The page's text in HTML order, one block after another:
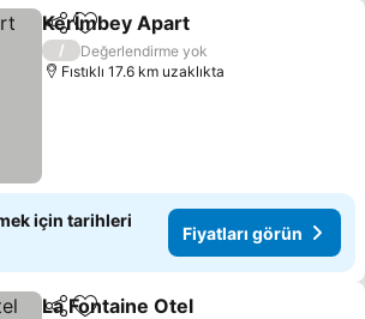
PaylaşFavorilerime ekle
Kerİmbey Apart
/
Değerlendirme yok
Fıstıklı 17.6 km uzaklıkta
için tarihleri
Fiyatları görün
La Fontaine Otel